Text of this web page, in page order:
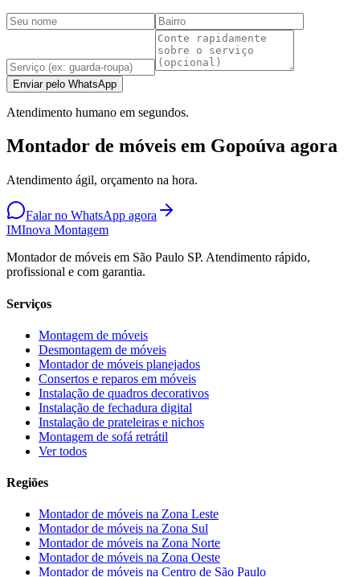
Enviar pelo WhatsApp
Atendimento humano em segundos.
Montador de móveis em Gopoúva agora
Atendimento ágil, orçamento na hora.
Falar no WhatsApp agora
IMInova Montagem
Montador de móveis em São Paulo SP. Atendimento rápido,
profissional e com garantia.
Serviços
Montagem de móveis
Desmontagem de móveis
Montador de móveis planejados
Consertos e reparos em móveis
Instalação de quadros decorativos
Instalação de fechadura digital
Instalação de prateleiras e nichos
Montagem de sofá retrátil
Ver todos
Regiões
Montador de móveis na Zona Leste
Montador de móveis na Zona Sul
Montador de móveis na Zona Norte
Montador de móveis na Zona Oeste
Montador de móveis na Centro de São Paulo